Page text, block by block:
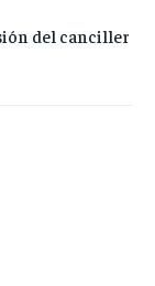
del canciller